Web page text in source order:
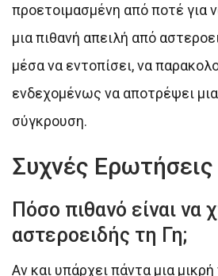
προετοιμασμένη από ποτέ για
μια πιθανή απειλή από
μέσα να εντοπίσει, να
ενδεχομένως να αποτρέψει
σύγκρουση.
Συχνές Ερωτήσεις
Πόσο πιθανό είναι να
αστεροειδής τη Γη;
Αν και υπάρχει πάντα μια μικρή